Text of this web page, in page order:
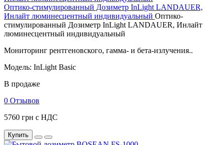
Оптико-стимулированный Дозиметр InLight LANDAUER,
Инлайт люминесцентный индивидуальный Оптико-
стимулированный Дозиметр InLight LANDAUER, Инлайт
люминесцентный индивидуальный
Мониторинг рентгеновского, гамма- и бета-излучения..
Модель: InLight Basic
В продаже
0 Отзывов
5760 грн с НДС
Купить